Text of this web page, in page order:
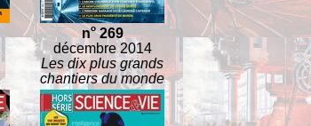
no269
décembre 2014
Les dix plus grands
chantiers du monde